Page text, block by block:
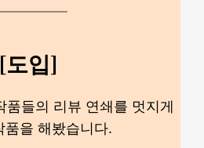
[도입]
품들의 리뷰 연쇄를 멋지게
품을 해봤습니다.